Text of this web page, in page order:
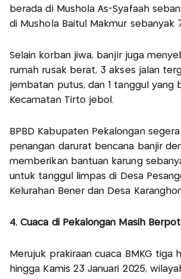
berada di Mushola As-Syafaah
di Mushola Baitul Makmur sebanyak
Selain korban jiwa, banjir juga
rumah rusak berat, 3 akses jalan
jembatan putus, dan 1 tanggul yang
Kecamatan Tirto jebol.
BPBD Kabupaten Pekalongan
penangan darurat bencana banjir
memberikan bantuan karung
untuk tanggul limpas di Desa
Kelurahan Bener dan Desa
4. Cuaca di Pekalongan Masih
Merujuk prakiraan cuaca BMKG tiga
hingga Kamis 23 Januari 2025,